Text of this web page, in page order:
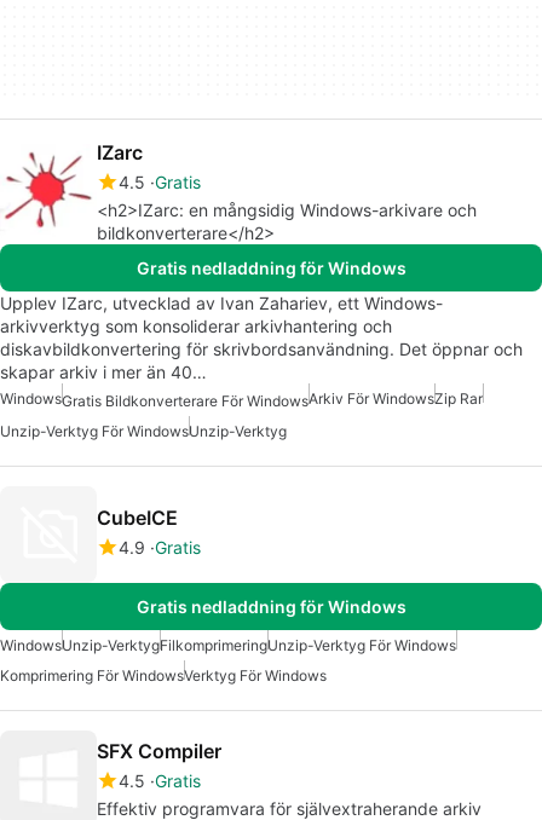
IZarc
4.5 Gratis
<h2>IZarc: en mångsidig Windows-arkivare och
bildkonverterare</h2>
Gratis nedladdning för Windows
Upplev IZarc, utvecklad av Ivan Zahariev, ett Windows-
arkivverktyg som konsoliderar arkivhantering och
diskavbildkonvertering för skrivbordsanvändning. Det öppnar och
skapar arkiv i mer än 40…
WindowsGratis Bildkonverterare För WindowsArkiv För WindowsZip Rar
Unzip-Verktyg För WindowsUnzip-Verktyg
CubeICE
4.9 Gratis
Gratis nedladdning för Windows
WindowsUnzip-VerktygFilkomprimeringUnzip-Verktyg För Windows
Komprimering För WindowsVerktyg För Windows
SFX Compiler
4.5 Gratis
Effektiv programvara för självextraherande arkiv